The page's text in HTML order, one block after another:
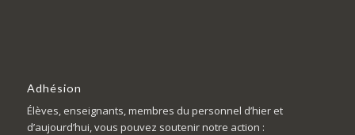
Adhésion
Élèves, enseignants, membres du personnel d’hier et
d’aujourd’hui, vous pouvez soutenir notre action :